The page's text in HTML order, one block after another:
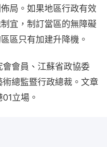
局。如果地區行政有效
宜，制訂當區的無障礙
區只有加建升降機。
會員、江蘇省政協委
總監暨行政總裁。文章
立場。